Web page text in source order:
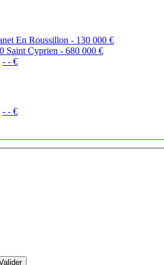
En Roussillon - 130 000 €
Saint Cyprien - 680 000 €
- - €
- - €